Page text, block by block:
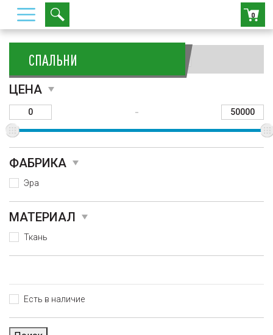
0
СПАЛЬНИСортировать:
ЦЕНА
-
ФАБРИКА
Эра
МАТЕРИАЛ
Ткань
Есть в наличие